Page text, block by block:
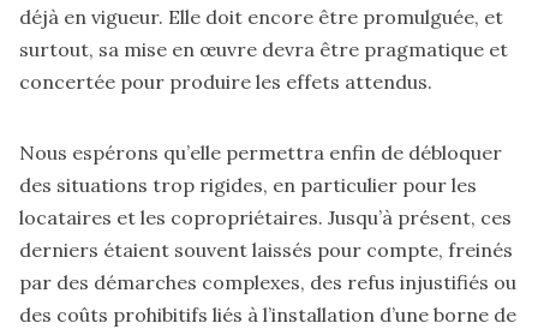
déjà en vigueur. Elle doit encore être promulguée, et
surtout, sa mise en œuvre devra être pragmatique et
concertée pour produire les effets attendus.
Nous espérons qu’elle permettra enfin de débloquer
des situations trop rigides, en particulier pour les
locataires et les copropriétaires. Jusqu’à présent, ces
derniers étaient souvent laissés pour compte, freinés
par des démarches complexes, des refus injustifiés ou
des coûts prohibitifs liés à l’installation d’une borne de